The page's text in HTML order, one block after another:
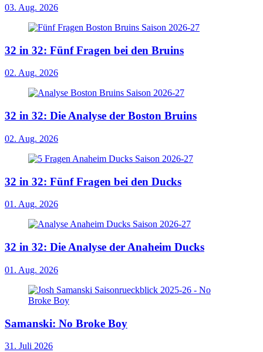
03. Aug. 2026
32 in 32: Fünf Fragen bei den Bruins
02. Aug. 2026
32 in 32: Die Analyse der Boston Bruins
02. Aug. 2026
32 in 32: Fünf Fragen bei den Ducks
01. Aug. 2026
32 in 32: Die Analyse der Anaheim Ducks
01. Aug. 2026
Samanski: No Broke Boy
31. Juli 2026